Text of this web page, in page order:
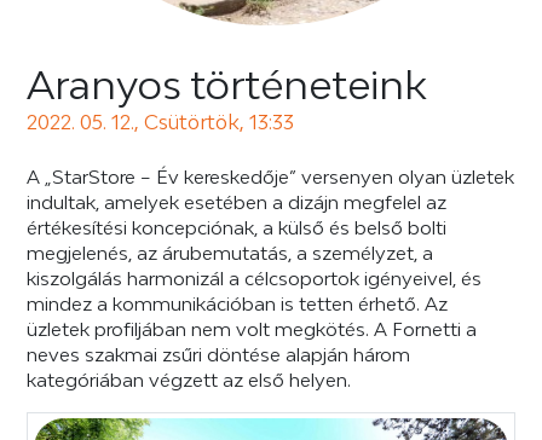
Aranyos történeteink
2022. 05. 12., Csütörtök, 13:33
A „StarStore – Év kereskedője” versenyen olyan üzletek
indultak, amelyek esetében a dizájn megfelel az
értékesítési koncepciónak, a külső és belső bolti
megjelenés, az árubemutatás, a személyzet, a
kiszolgálás harmonizál a célcsoportok igényeivel, és
mindez a kommunikációban is tetten érhető. Az
üzletek profiljában nem volt megkötés. A Fornetti a
neves szakmai zsűri döntése alapján három
kategóriában végzett az első helyen.